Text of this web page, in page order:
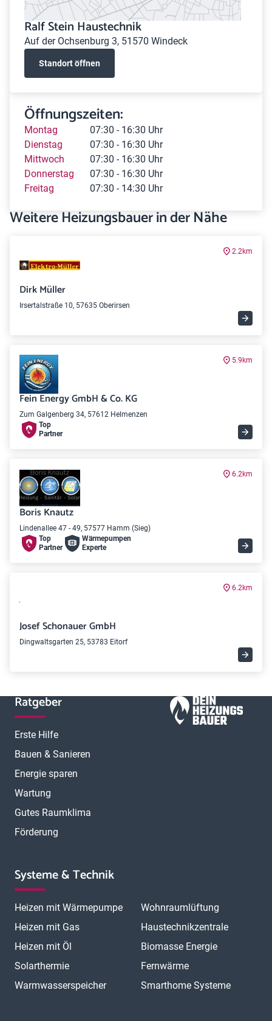
Ralf Stein Haustechnik
Auf der Ochsenburg 3, 51570 Windeck
Standort öffnen
Öffnungszeiten:
Montag
07:30 - 16:30 Uhr
Dienstag
07:30 - 16:30 Uhr
Mittwoch
07:30 - 16:30 Uhr
Donnerstag
07:30 - 16:30 Uhr
Freitag
07:30 - 14:30 Uhr
Weitere Heizungsbauer in der Nähe
2.2km
Dirk Müller
Irsertalstraße 10, 57635 Oberirsen
5.9km
Fein Energy GmbH & Co. KG
Zum Galgenberg 34, 57612 Helmenzen
Top
Partner
6.2km
Boris Knautz
Lindenallee 47 - 49, 57577 Hamm (Sieg)
Top
Partner
Wärme­pumpen
Experte
6.2km
Josef Schonauer GmbH
Dingwaltsgarten 25, 53783 Eitorf
Ratgeber
Erste Hilfe
Bauen & Sanieren
Energie sparen
Wartung
Gutes Raumklima
Förderung
Systeme & Technik
Heizen mit Wärmepumpe
Heizen mit Gas
Heizen mit Öl
Solarthermie
Warmwasserspeicher
Wohnraumlüftung
Haustechnikzentrale
Biomasse Energie
Fernwärme
Smarthome Systeme